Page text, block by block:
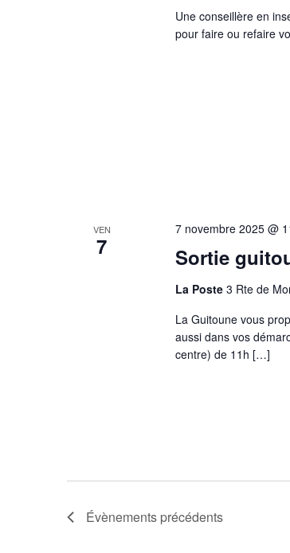
Une conseillère en
pour faire ou refaire
VEN
7 Sortie
7 novembre 2025 @
La Poste 3 Rte de
La Guitoune vous
aussi dans vos
centre) de 11h […]
Évènements précédents